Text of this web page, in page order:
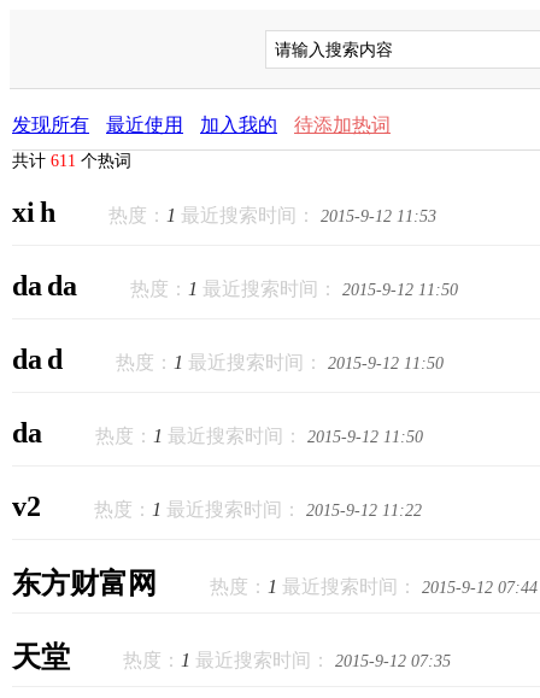
发现所有 最近使用 加入我的 待添加热词
共计 611 个热词
xi h 热度： 1 最近搜索时间： 2015-9-12 11:53
da da 热度： 1 最近搜索时间： 2015-9-12 11:50
da d 热度： 1 最近搜索时间： 2015-9-12 11:50
da 热度： 1 最近搜索时间： 2015-9-12 11:50
v2 热度： 1 最近搜索时间： 2015-9-12 11:22
东方财富网 热度： 1 最近搜索时间： 2015-9-12 07:44
天堂 热度： 1 最近搜索时间： 2015-9-12 07:35